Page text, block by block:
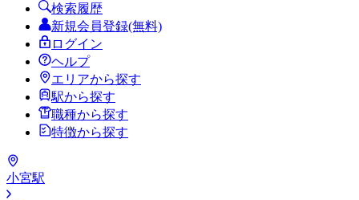
検索履歴
新規会員登録(無料)
ログイン
ヘルプ
エリアから探す
駅から探す
職種から探す
特徴から探す
小宮駅